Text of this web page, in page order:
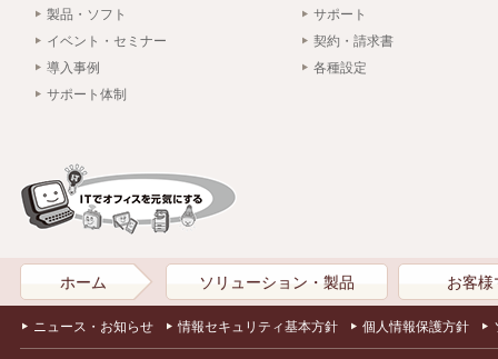
製品・ソフト
イベント・セミナー
導入事例
サポート体制
サポート
契約・請求書
各種設定
ホーム ソリューション・製品 お客様
ニュース・お知らせ 情報セキュリティ基本方針 個人情報保護方針